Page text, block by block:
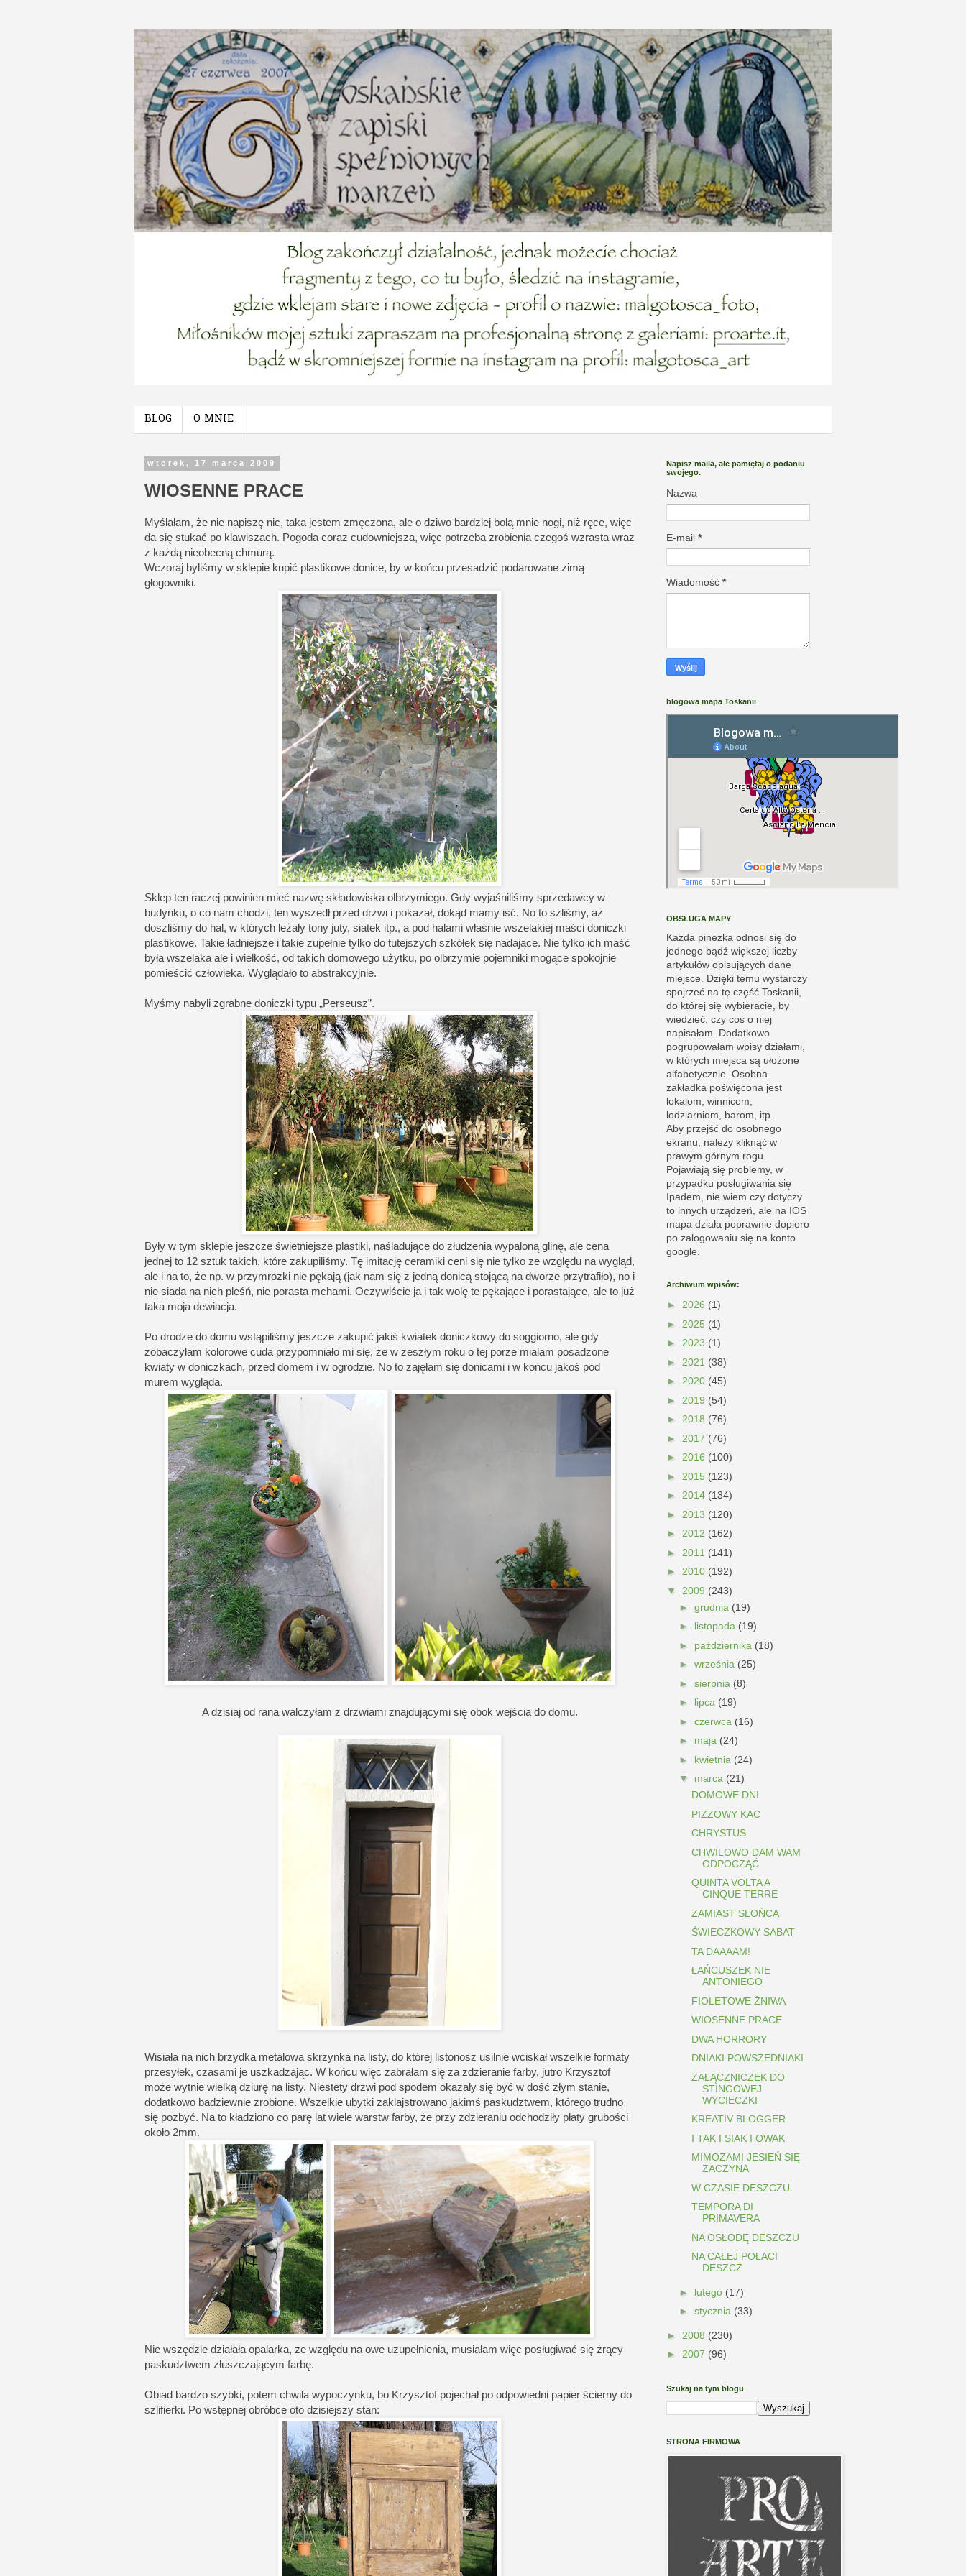
BLOG O MNIE
wtorek, 17 marca 2009
WIOSENNE PRACE
Myślałam, że nie napiszę nic, taka jestem zmęczona, ale o dziwo bardziej bolą mnie nogi, niż ręce, więc
da się stukać po klawiszach. Pogoda coraz cudowniejsza, więc potrzeba zrobienia czegoś wzrasta wraz
z każdą nieobecną chmurą.
Wczoraj byliśmy w sklepie kupić plastikowe donice, by w końcu przesadzić podarowane zimą
głogowniki.
Sklep ten raczej powinien mieć nazwę składowiska olbrzymiego. Gdy wyjaśniliśmy sprzedawcy w
budynku, o co nam chodzi, ten wyszedł przed drzwi i pokazał, dokąd mamy iść. No to szliśmy, aż
doszliśmy do hal, w których leżały tony juty, siatek itp., a pod halami właśnie wszelakiej maści doniczki
plastikowe. Takie ładniejsze i takie zupełnie tylko do tutejszych szkółek się nadające. Nie tylko ich maść
była wszelaka ale i wielkość, od takich domowego użytku, po olbrzymie pojemniki mogące spokojnie
pomieścić człowieka. Wyglądało to abstrakcyjnie.
Myśmy nabyli zgrabne doniczki typu „Perseusz”.
Były w tym sklepie jeszcze świetniejsze plastiki, naśladujące do złudzenia wypaloną glinę, ale cena
jednej to 12 sztuk takich, które zakupiliśmy. Tę imitację ceramiki ceni się nie tylko ze względu na wygląd,
ale i na to, że np. w przymrozki nie pękają (jak nam się z jedną donicą stojącą na dworze przytrafiło), no i
nie siada na nich pleśń, nie porasta mchami. Oczywiście ja i tak wolę te pękające i porastające, ale to już
taka moja dewiacja.
Po drodze do domu wstąpiliśmy jeszcze zakupić jakiś kwiatek doniczkowy do soggiorno, ale gdy
zobaczyłam kolorowe cuda przypomniało mi się, że w zeszłym roku o tej porze mialam posadzone
kwiaty w doniczkach, przed domem i w ogrodzie. No to zajęłam się donicami i w końcu jakoś pod
murem wygląda.
A dzisiaj od rana walczyłam z drzwiami znajdującymi się obok wejścia do domu.
Wisiała na nich brzydka metalowa skrzynka na listy, do której listonosz usilnie wciskał wszelkie formaty
przesyłek, czasami je uszkadzając. W końcu więc zabrałam się za zdzieranie farby, jutro Krzysztof
może wytnie wielką dziurę na listy. Niestety drzwi pod spodem okazały się być w dość złym stanie,
dodatkowo badziewnie zrobione. Wszelkie ubytki zaklajstrowano jakimś paskudztwem, którego trudno
się pozbyć. Na to kładziono co parę lat wiele warstw farby, że przy zdzieraniu odchodziły płaty grubości
około 2mm.
Nie wszędzie działała opalarka, ze względu na owe uzupełnienia, musiałam więc posługiwać się żrący
paskudztwem złuszczającym farbę.
Obiad bardzo szybki, potem chwila wypoczynku, bo Krzysztof pojechał po odpowiedni papier ścierny do
szlifierki. Po wstępnej obróbce oto dzisiejszy stan:
Napisz maila, ale pamiętaj o podaniu
swojego.
Nazwa
E-mail *
Wiadomość *
blogowa mapa Toskanii
OBSŁUGA MAPY
Każda pinezka odnosi się do
jednego bądź większej liczby
artykułów opisujących dane
miejsce. Dzięki temu wystarczy
spojrzeć na tę część Toskanii,
do której się wybieracie, by
wiedzieć, czy coś o niej
napisałam. Dodatkowo
pogrupowałam wpisy działami,
w których miejsca są ułożone
alfabetycznie. Osobna
zakładka poświęcona jest
lokalom, winnicom,
lodziarniom, barom, itp.
Aby przejść do osobnego
ekranu, należy kliknąć w
prawym górnym rogu.
Pojawiają się problemy, w
przypadku posługiwania się
Ipadem, nie wiem czy dotyczy
to innych urządzeń, ale na IOS
mapa działa poprawnie dopiero
po zalogowaniu się na konto
google.
Archiwum wpisów:
► 2026 (1)
► 2025 (1)
► 2023 (1)
► 2021 (38)
► 2020 (45)
► 2019 (54)
► 2018 (76)
► 2017 (76)
► 2016 (100)
► 2015 (123)
► 2014 (134)
► 2013 (120)
► 2012 (162)
► 2011 (141)
► 2010 (192)
▼ 2009 (243)
► grudnia (19)
► listopada (19)
► października (18)
► września (25)
► sierpnia (8)
► lipca (19)
► czerwca (16)
► maja (24)
► kwietnia (24)
▼ marca (21)
DOMOWE DNI
PIZZOWY KAC
CHRYSTUS
CHWILOWO DAM WAM
ODPOCZĄĆ
QUINTA VOLTA A
CINQUE TERRE
ZAMIAST SŁOŃCA
ŚWIECZKOWY SABAT
TA DAAAAM!
ŁAŃCUSZEK NIE
ANTONIEGO
FIOLETOWE ŻNIWA
WIOSENNE PRACE
DWA HORRORY
DNIAKI POWSZEDNIAKI
ZAŁĄCZNICZEK DO
STINGOWEJ
WYCIECZKI
KREATIV BLOGGER
I TAK I SIAK I OWAK
MIMOZAMI JESIEŃ SIĘ
ZACZYNA
W CZASIE DESZCZU
TEMPORA DI
PRIMAVERA
NA OSŁODĘ DESZCZU
NA CAŁEJ POŁACI
DESZCZ
► lutego (17)
► stycznia (33)
► 2008 (230)
► 2007 (96)
Szukaj na tym blogu
STRONA FIRMOWA